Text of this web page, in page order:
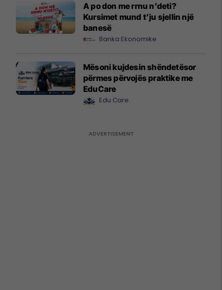
A po don me rrnu n’deti?
Kursimet mund t’ju sjellin një
banesë
Banka Ekonomike
Mësoni kujdesin shëndetësor
përmes përvojës praktike me
EduCare
Edu Care